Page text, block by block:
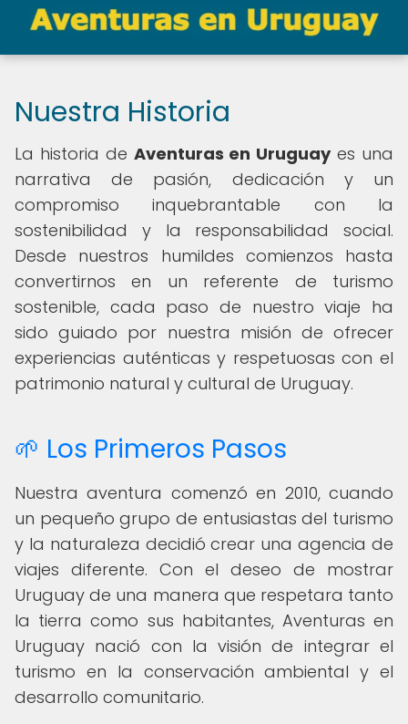
Nuestra Historia
La historia de Aventuras en Uruguayes una
narrativa de pasión, dedicación y un
compromiso inquebrantable con la
sostenibilidad y la responsabilidad social.
Desde nuestros humildes comienzos hasta
convertirnos en un referente de turismo
sostenible, cada paso de nuestro viaje ha
sido guiado por nuestra misión de ofrecer
experiencias auténticas y respetuosas con el
patrimonio natural y cultural de Uruguay.
🌱 Los Primeros Pasos
Nuestra aventura comenzó en 2010, cuando
un pequeño grupo de entusiastas del turismo
y la naturaleza decidió crear una agencia de
viajes diferente. Con el deseo de mostrar
Uruguay de una manera que respetara tanto
la tierra como sus habitantes, Aventuras en
Uruguay nació con la visión de integrar el
turismo en la conservación ambiental y el
desarrollo comunitario.